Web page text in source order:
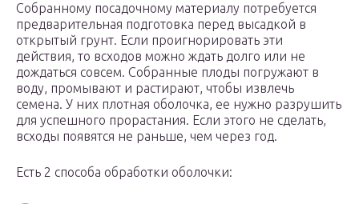
Собранному посадочному материалу потребуется
предварительная подготовка перед высадкой в
открытый грунт. Если проигнорировать эти
действия, то всходов можно ждать долго или не
дождаться совсем. Собранные плоды погружают в
воду, промывают и растирают, чтобы извлечь
семена. У них плотная оболочка, ее нужно разрушить
для успешного прорастания. Если этого не сделать,
всходы появятся не раньше, чем через год.
Есть 2 способа обработки оболочки: